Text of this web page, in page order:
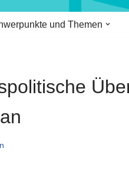
und Themen